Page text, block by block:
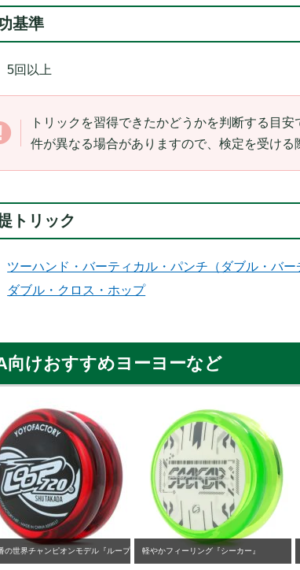
基準
5回以上
トリックを習得できたかどうかを判断する目
件が異なる場合がありますので、検定を受ける
トリック
ツーハンド・バーティカル・パンチ（ダブル・バー
ダブル・クロス・ホップ
向けおすすめヨーヨーなど
『ループ720』軽やかフィーリング『シーカー』 中級者以上向け無段階カ